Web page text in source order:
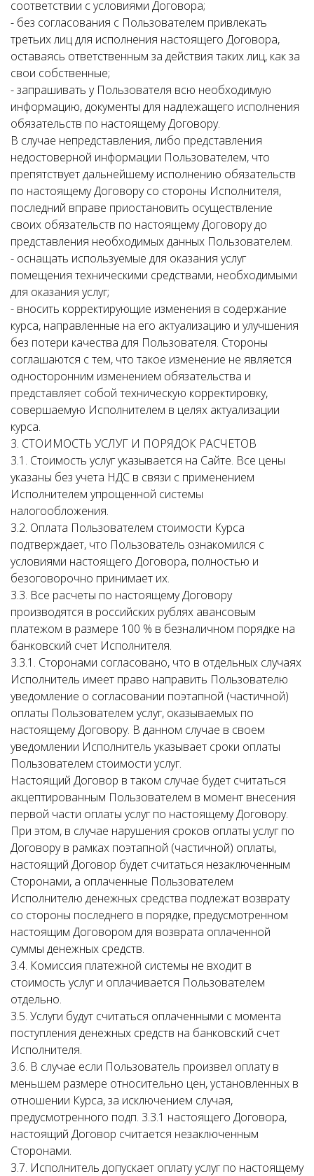
соответствии с условиями Договора;
- без согласования с Пользователем привлекать
третьих лиц для исполнения настоящего Договора,
оставаясь ответственным за действия таких лиц, как за
свои собственные;
- запрашивать у Пользователя всю необходимую
информацию, документы для надлежащего исполнения
обязательств по настоящему Договору.
В случае непредставления, либо представления
недостоверной информации Пользователем, что
препятствует дальнейшему исполнению обязательств
по настоящему Договору со стороны Исполнителя,
последний вправе приостановить осуществление
своих обязательств по настоящему Договору до
представления необходимых данных Пользователем.
- оснащать используемые для оказания услуг
помещения техническими средствами, необходимыми
для оказания услуг;
- вносить корректирующие изменения в содержание
курса, направленные на его актуализацию и улучшения
без потери качества для Пользователя. Стороны
соглашаются с тем, что такое изменение не является
односторонним изменением обязательства и
представляет собой техническую корректировку,
совершаемую Исполнителем в целях актуализации
курса.
3. СТОИМОСТЬ УСЛУГ И ПОРЯДОК РАСЧЕТОВ
3.1. Стоимость услуг указывается на Сайте. Все цены
указаны без учета НДС в связи с применением
Исполнителем упрощенной системы
налогообложения.
3.2. Оплата Пользователем стоимости Курса
подтверждает, что Пользователь ознакомился с
условиями настоящего Договора, полностью и
безоговорочно принимает их.
3.3. Все расчеты по настоящему Договору
производятся в российских рублях авансовым
платежом в размере 100 % в безналичном порядке на
банковский счет Исполнителя.
3.3.1. Сторонами согласовано, что в отдельных случаях
Исполнитель имеет право направить Пользователю
уведомление о согласовании поэтапной (частичной)
оплаты Пользователем услуг, оказываемых по
настоящему Договору. В данном случае в своем
уведомлении Исполнитель указывает сроки оплаты
Пользователем стоимости услуг.
Настоящий Договор в таком случае будет считаться
акцептированным Пользователем в момент внесения
первой части оплаты услуг по настоящему Договору.
При этом, в случае нарушения сроков оплаты услуг по
Договору в рамках поэтапной (частичной) оплаты,
настоящий Договор будет считаться незаключенным
Сторонами, а оплаченные Пользователем
Исполнителю денежных средства подлежат возврату
со стороны последнего в порядке, предусмотренном
настоящим Договором для возврата оплаченной
суммы денежных средств.
3.4. Комиссия платежной системы не входит в
стоимость услуг и оплачивается Пользователем
отдельно.
3.5. Услуги будут считаться оплаченными с момента
поступления денежных средств на банковский счет
Исполнителя.
3.6. В случае если Пользователь произвел оплату в
меньшем размере относительно цен, установленных в
отношении Курса, за исключением случая,
предусмотренного подп. 3.3.1 настоящего Договора,
настоящий Договор считается незаключенным
Сторонами.
3.7. Исполнитель допускает оплату услуг по настоящему